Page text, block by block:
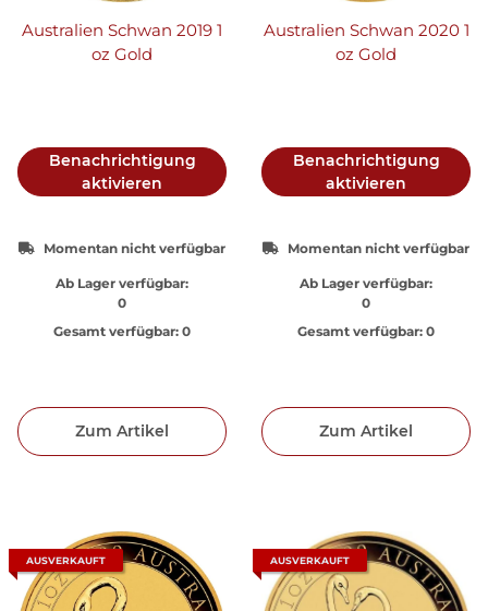
Australien Schwan 2019 1
oz Gold
Benachrichtigung
aktivieren
Momentan nicht verfügbar
Ab Lager verfügbar:
0
Gesamt verfügbar: 0
Zum Artikel
Australien Schwan 2020 1
oz Gold
Benachrichtigung
aktivieren
Momentan nicht verfügbar
Ab Lager verfügbar:
0
Gesamt verfügbar: 0
Zum Artikel
AUSVERKAUFT AUSVERKAUFT